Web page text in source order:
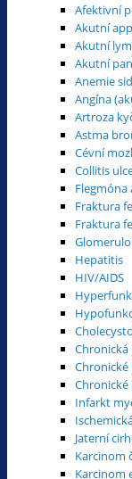
Afektivní
Akutní
Akutní
Akutní
Anemie
Angína
Artroza
Astma
Cévní
Collitis
Flegmóna
Fraktura
Fraktura
Hepatitis
HIV/AIDS
Infarkt
Jaterní
Karcinom
Karcinom